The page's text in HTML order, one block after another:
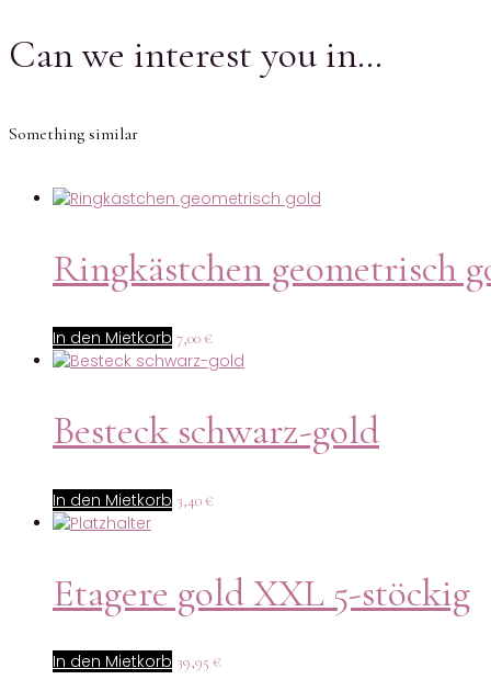
Can we interest you in…
Something similar
Ringkästchen geometrisch
In den Mietkorb 7,00 €
Besteck schwarz-gold
In den Mietkorb 3,40 €
Etagere gold XXL 5-stöckig
In den Mietkorb 39,95 €